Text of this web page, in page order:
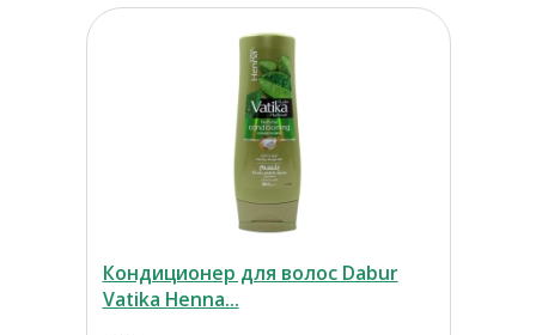
Кондиционер для волос Dabur
Vatika Henna...